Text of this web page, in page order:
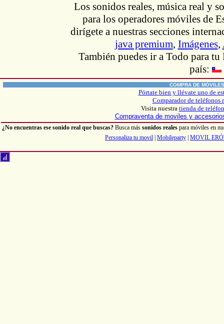
Los sonidos reales, música real y
para los operadores móviles de
dirígete a nuestras secciones
java premium, Imágenes,
También puedes ir a Todo para tu
país:
COMPRA DE MÓVILES
Pórtate bien y llévate uno de
Comparador de teléfonos
Visita nuestra tienda de
Compraventa de moviles y
¿No encuentras ese sonido real que buscas? Busca más sonidos reales para móviles en
Personaliza tu movil Mobileparty MOVIL